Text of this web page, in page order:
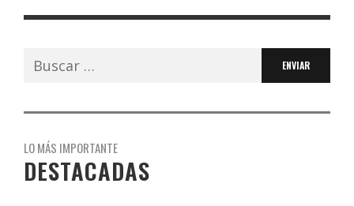
Buscar:
LO MÁS IMPORTANTE
DESTACADAS